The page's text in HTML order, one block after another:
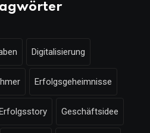
Digitalisierung
Erfolgsgeheimnisse
Geschäftsidee